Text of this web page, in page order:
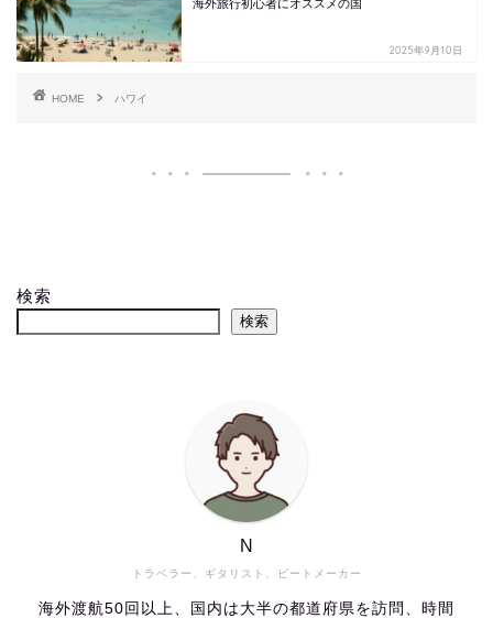
海外旅行初心者にオススメの国
2025年9月10日
HOME ハワイ
検索
検索
トラベラー、ギタリスト、ビートメーカー
N
海外渡航50回以上、国内は大半の都道府県を訪問、時間